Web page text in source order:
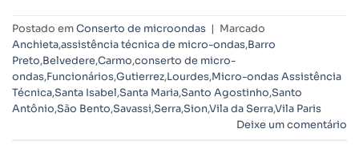
Postado emConserto de microondas | Marcado
Anchieta,assistência técnica de micro-ondas,Barro
Preto,Belvedere,Carmo,conserto de micro-
ondas,Funcionários,Gutierrez,Lourdes,Micro-ondas Assistência
Técnica,Santa Isabel,Santa Maria,Santo Agostinho,Santo
Antônio,São Bento,Savassi,Serra,Sion,Vila da Serra,Vila Paris
Deixe um comentário